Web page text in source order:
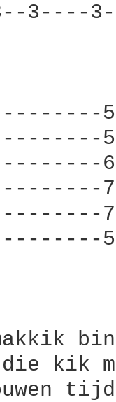
kik
tijd